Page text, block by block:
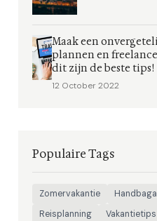
Maak een
plannen en
dit zijn de beste tips!
12 October 2022
Populaire Tags
Zomervakantie
Reisplanning
Vakantietips